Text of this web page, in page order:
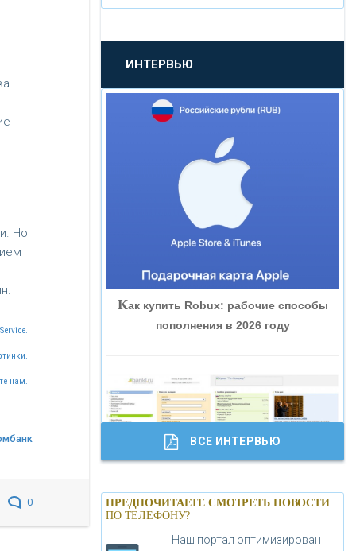
Но
нам.
0
«ПРОМСВЯЗЬБАНК»
«НОВИКОМБАНК»
«СМП БАНК»
«ВНЕШПРОМБАНК»
«БАНК ГЛОБЭКС»
«ТРАСТ»
«ГАЗПРОМБАНК»
«МОСКОВСКИЙ КРЕДИТНЫЙ
БАНК»
ИНТЕРВЬЮ
Как купить Robux: рабочие способы
пополнения в 2026 году
Банки.ру обновил логотип впервые за
19 лет - «Лента новостей»
ВСЕ ИНТЕРВЬЮ
ПРЕДПОЧИТАЕТЕ СМОТРЕТЬ НОВОСТИ
ПО ТЕЛЕФОНУ?
Наш портал оптимизирован